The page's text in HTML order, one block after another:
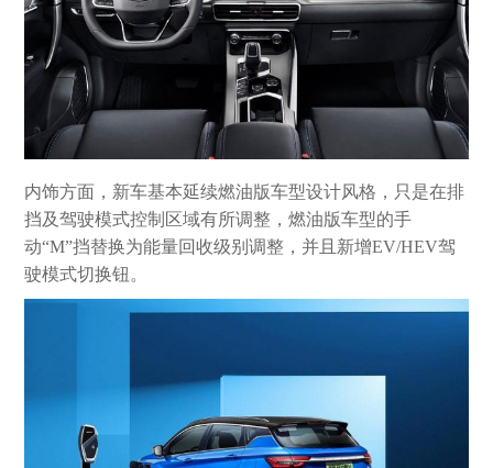
内饰方面，新车基本延续燃油版车型设计风格，只是在排
挡及驾驶模式控制区域有所调整，燃油版车型的手
动“M”挡替换为能量回收级别调整，并且新增EV/HEV驾
驶模式切换钮。